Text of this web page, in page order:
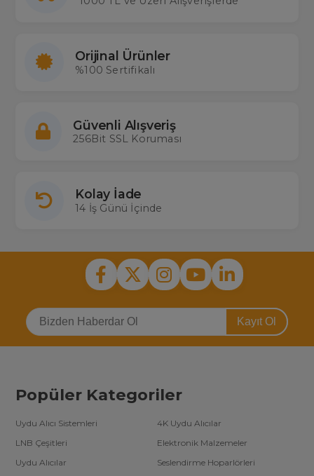
Decon’un hoparlör üniteleri, sesin doğru şekilde iletilmesini ve her
gücünü ve kalitesini artırarak en büyük etkinliklerde bile
mükemmel performans sağlar.
Orijinal Ürünler
%100 Sertifikalı
Güvenli Alışveriş
256Bit SSL Koruması
Kolay İade
14 İş Günü İçinde
Kayıt Ol
Popüler Kategoriler
Uydu Alıcı Sistemleri
4K Uydu Alıcılar
LNB Çeşitleri
Elektronik Malzemeler
Uydu Alıcılar
Seslendirme Hoparlörleri